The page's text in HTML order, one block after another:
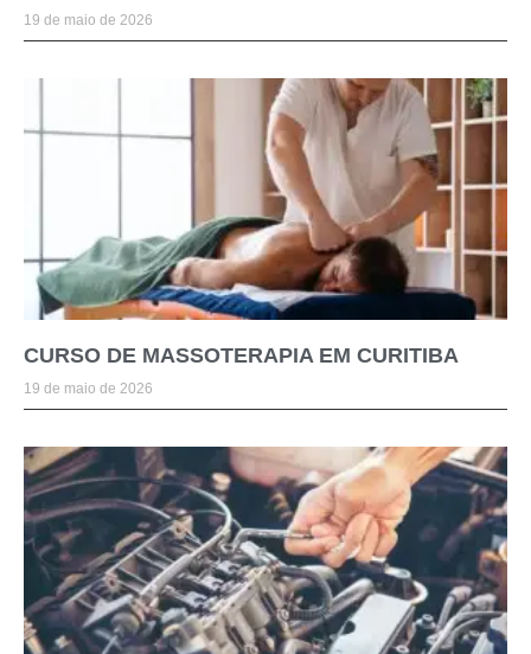
19 de maio de 2026
CURSO DE MASSOTERAPIA EM CURITIBA
19 de maio de 2026